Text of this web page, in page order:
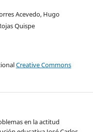
Acevedo, Hugo
Quispe
Creative Commons
en la actitud